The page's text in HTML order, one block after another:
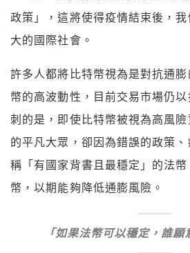
政策」，這將使得疫情結束後，
大的國際社會。
許多人都將比特幣視為是對抗通
幣的高波動性，目前交易市場仍
刺的是，即使比特幣被視為高風
的平凡大眾，卻因為錯誤的政策
稱「有國家背書且最穩定」的法
幣，以期能夠降低通膨風險。
「如果法幣可以穩定，誰願